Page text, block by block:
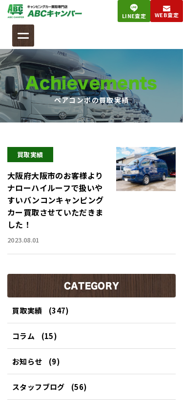
ツ
へ
ス
キ
ッ
プ
LINE査定 WEB査定
Achievements
ペアコンポの買取実績
買取実績
大阪府大阪市のお客様より
ナローハイルーフで扱いや
すいバンコンキャンピング
カー買取させていただきま
した！
2023.08.01
CATEGORY
買取実績 (347)
コラム (15)
お知らせ (9)
スタッフブログ (56)